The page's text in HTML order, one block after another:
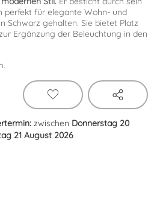
perfekt für elegante Wohn- und
Schwarz gehalten. Sie bietet Platz
Ergänzung der Beleuchtung in den
zwischen Donnerstag 20
21 August 2026